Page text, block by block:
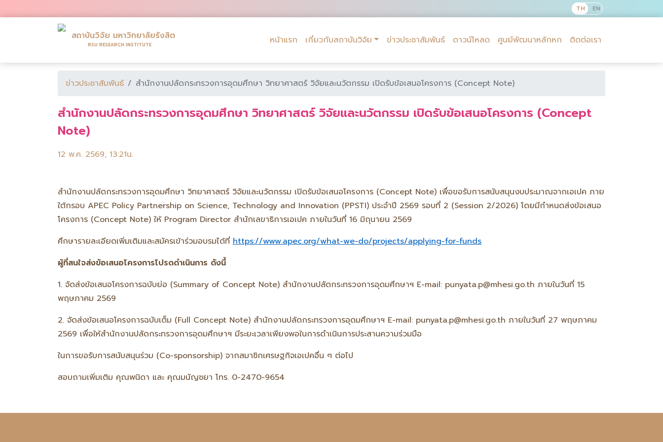
สถาบันวิจัย มหาวิทยาลัยรังสิต
RSU RESEARCH INSTITUTE หน้าแรก เกี่ยวกับสถาบันวิจัย ข่าวประชาสัมพันธ์ ดาวน์โหลด ศูนย์พัฒนาหลักหก ติดต่อเรา
ข่าวประชาสัมพันธ์ สำนักงานปลัดกระทรวงการอุดมศึกษา วิทยาศาสตร์ วิจัยและนวัตกรรม เปิดรับข้อเสนอโครงการ (Concept Note)
สำนักงานปลัดกระทรวงการอุดมศึกษา วิทยาศาสตร์ วิจัยและนวัตกรรม เปิดรับข้อเสนอโครงการ (Concept
Note)
12 พ.ค. 2569, 13:21น.
สำนักงานปลัดกระทรวงการอุดมศึกษา วิทยาศาสตร์ วิจัยและนวัตกรรม เปิดรับข้อเสนอโครงการ (Concept Note) เพื่อขอรับการสนับสนุนงบประมาณจากเอเปค ภาย
ใต้กรอบ APEC Policy Partnership on Science, Technology and Innovation (PPSTI) ประจำปี 2569 รอบที่ 2 (Session 2/2026) โดยมีกำหนดส่งข้อเสนอ
โครงการ (Concept Note) ให้ Program Director สำนักเลขาธิการเอเปค ภายในวันที่ 16 มิถุนายน 2569
ศึกษารายละเอียดเพิ่มเติมและสมัครเข้าร่วมอบรมได้ที่ https://www.apec.org/what-we-do/projects/applying-for-funds
ผู้ที่สนใจส่งข้อเสนอโครงการโปรดดำเนินการ ดังนี้
1. จัดส่งข้อเสนอโครงการฉบับย่อ (Summary of Concept Note) สำนักงานปลัดกระทรวงการอุดมศึกษาฯ E-mail: punyata.p@mhesi.go.th ภายในวันที่ 15
พฤษภาคม 2569
2. จัดส่งข้อเสนอโครงการฉบับเต็ม (Full Concept Note) สำนักงานปลัดกระทรวงการอุดมศึกษาฯ E-mail: punyata.p@mhesi.go.th ภายในวันที่ 27 พฤษภาคม
2569 เพื่อให้สำนักงานปลัดกระทรวงการอุดมศึกษาฯ มีระยะเวลาเพียงพอในการดำเนินการประสานความร่วมมือ
ในการขอรับการสนับสนุนร่วม (Co-sponsorship) จากสมาชิกเศรษฐกิจเอเปคอื่น ๆ ต่อไป
สอบถามเพิ่มเติม คุณพนิดา และ คุณมนัญชยา โทร. 0-2470-9654